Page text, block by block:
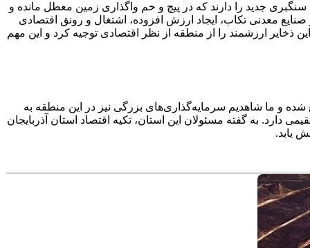
جدید را دارند که در پیچ و خم واگذاری زمین معطل مانده و
معدنی تکاب، ایجاد ارزش افزوده، اشتغال و رونق اقتصادی
ارزشمند را از منطقه از نظر اقتصادی توجیه کرد و این مهم
تکاب در استان آذربایجان غربی واقع شده و ما شاهدیم سرمایه‌گذاری‌های بزرگی نیز در این منطقه به
به گفته مسئولان این استان، تکیه اقتصاد استان آذربایجان
یابد.